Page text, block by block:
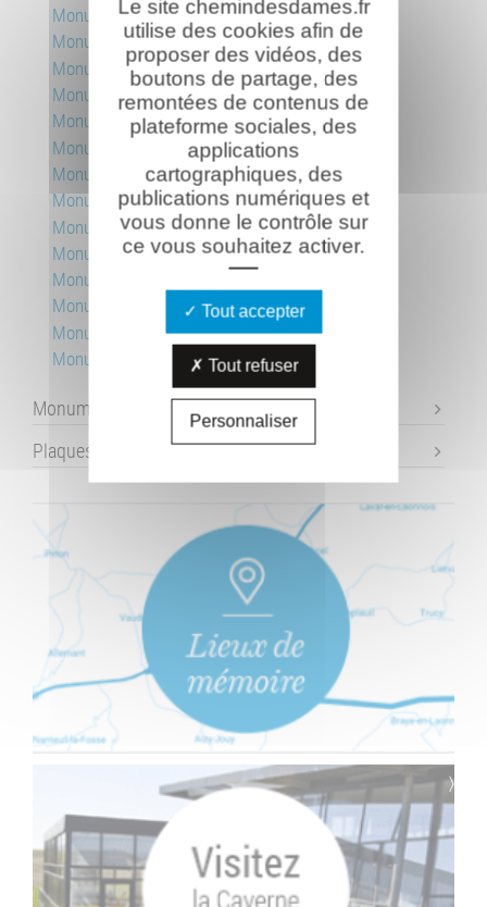
Monument des aviateurs
Monument aux soldats russes
Monument des crapouillots
Monument des Marie-Louise
Monument au 4e Régiment de Zouaves
Monument au 8e et 208e RI
Monument au 18e RI
Monument du 27e BCA
Monument au 31e RI
Monument de la 38e DI, fort de la Malmaison
Monument aux 41e BCP
Monument de la 164e DI
Monument du Plateau de Californie
Monument du R.I.C.M.
Monuments individuels
Plaques commémoratives
Le site chemindesdames.fr
utilise des cookies afin de
proposer des vidéos, des
boutons de partage, des
remontées de contenus de
plateforme sociales, des
applications
cartographiques, des
publications numériques et
vous donne le contrôle sur
ce vous souhaitez activer.
Tout accepter
Tout refuser
Personnaliser